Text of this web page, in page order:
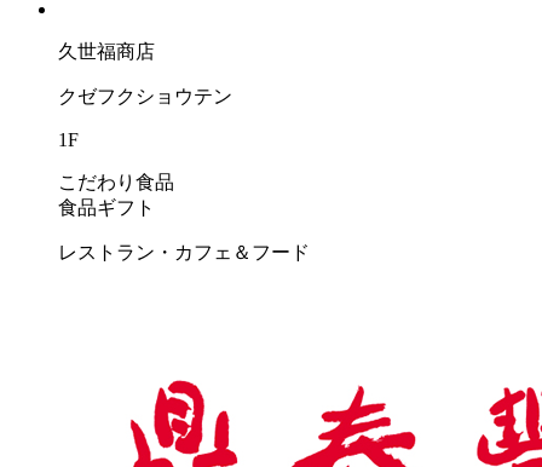
久世福商店
クゼフクショウテン
1F
こだわり食品
食品ギフト
レストラン・カフェ＆フード